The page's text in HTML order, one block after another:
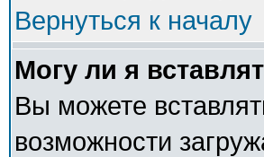
Вернуться к началу
Могу ли я
Вы можете
возможности